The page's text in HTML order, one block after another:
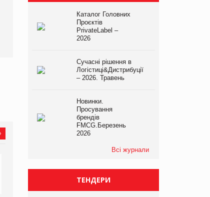
Каталог Головних
Проєктів
PrivateLabel –
2026
Сучасні рішення в
Логістиці&Дистрибуції
– 2026. Травень
Новинки.
Просування
брендів
FMCG.Березень
2026
Всі журнали
ТЕНДЕРИ